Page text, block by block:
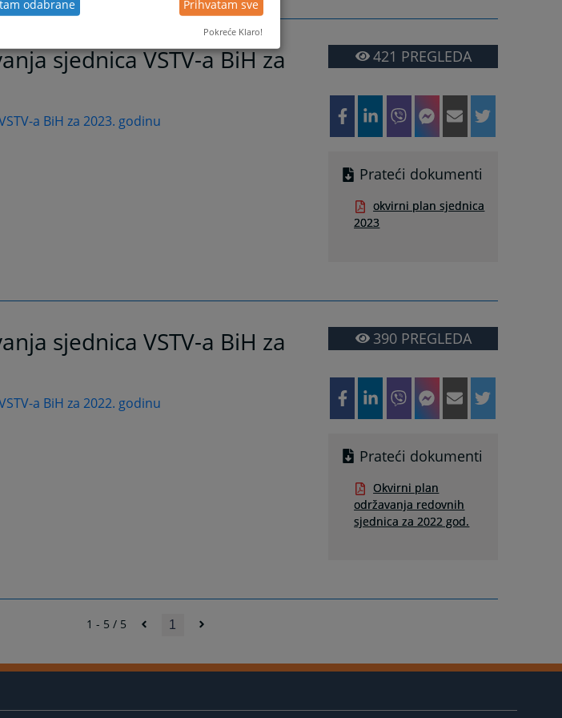
sjednica VSTV-a BiH za
a BiH za 2023. godinu
421 PREGLEDA
Prateći dokumenti
okvirni plan sjednica
2023
sjednica VSTV-a BiH za
a BiH za 2022. godinu
390PREGLEDA
Prateći dokumenti
Okvirni plan
održavanja redovnih
sjednica za 2022 god.
1 - 5 / 5 1
odabrane Prihvatam sve
Pokreće Klaro!